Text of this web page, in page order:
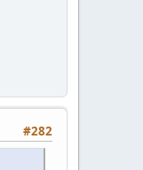
#282